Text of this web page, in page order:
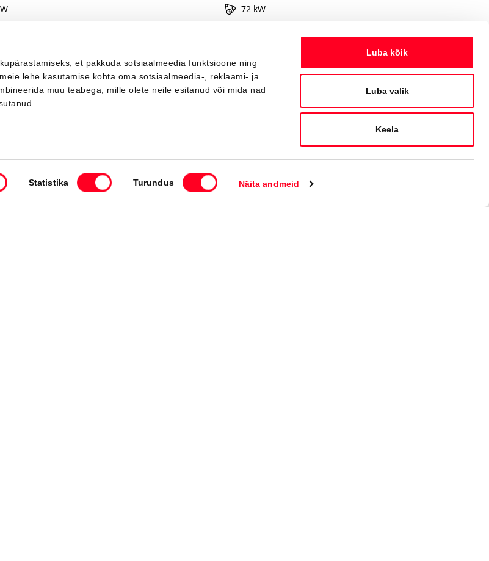
et pakkuda sotsiaalmeedia funktsioone ning
lehe kasutamise kohta oma sotsiaalmeedia-, reklaami- ja
muu teabega, mille olete neile esitanud või mida nad
Statistika Turundus Näita andmeid
Luba kõik
Luba valik
Keela
72 kW
Lisa võrdlusse
Saabuv